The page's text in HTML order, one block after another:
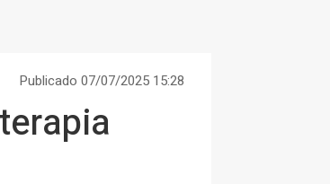
Publicado 07/07/2025 15:28